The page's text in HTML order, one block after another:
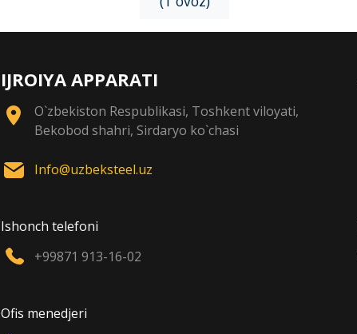
IJROIYA APPARATI
O`zbekiston Respublikasi, Toshkent viloyati,
Bekobod shahri, Sirdaryo ko`chasi
Info@uzbeksteel.uz
Ishonch telefoni
+99871 913-16-02
Ofis menedjeri